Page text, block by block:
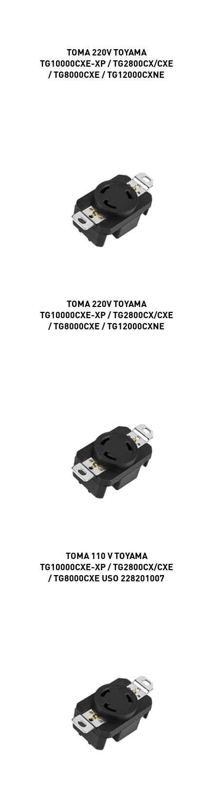
TOMA 220V TOYAMA
TG10000CXE-XP / TG2800CX/CXE
/ TG8000CXE / TG12000CXNE
TOMA 220V TOYAMA
TG10000CXE-XP / TG2800CX/CXE
/ TG8000CXE / TG12000CXNE
TOMA 110 V TOYAMA
TG10000CXE-XP / TG2800CX/CXE
/ TG8000CXE USO 228201007